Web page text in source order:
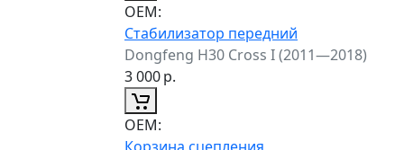
ОЕМ:
Стабилизатор передний
Dongfeng H30 Cross I (2011—2018)
3 000р.
ОЕМ: